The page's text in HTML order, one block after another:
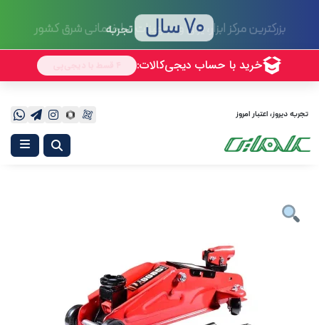
70 سال تجربه
تجربه دیروز، اعتبار امروز